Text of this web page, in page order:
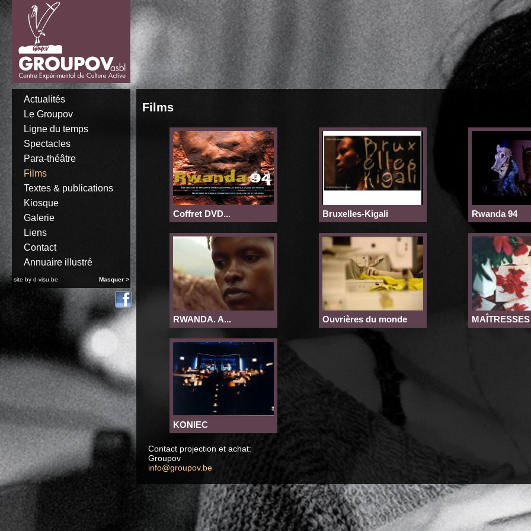
Actualités
Le Groupov
Ligne du temps
Spectacles
Para-théâtre
Films
Textes & publications
Kiosque
Galerie
Liens
Contact
Annuaire illustré
Masquer >
site by d-visu.be
Films
Coffret DVD... Bruxelles-Kigali Rwanda 94
RWANDA. A... Ouvrières du monde
KONIEC
Contact projection et achat:
Groupov
info@groupov.be